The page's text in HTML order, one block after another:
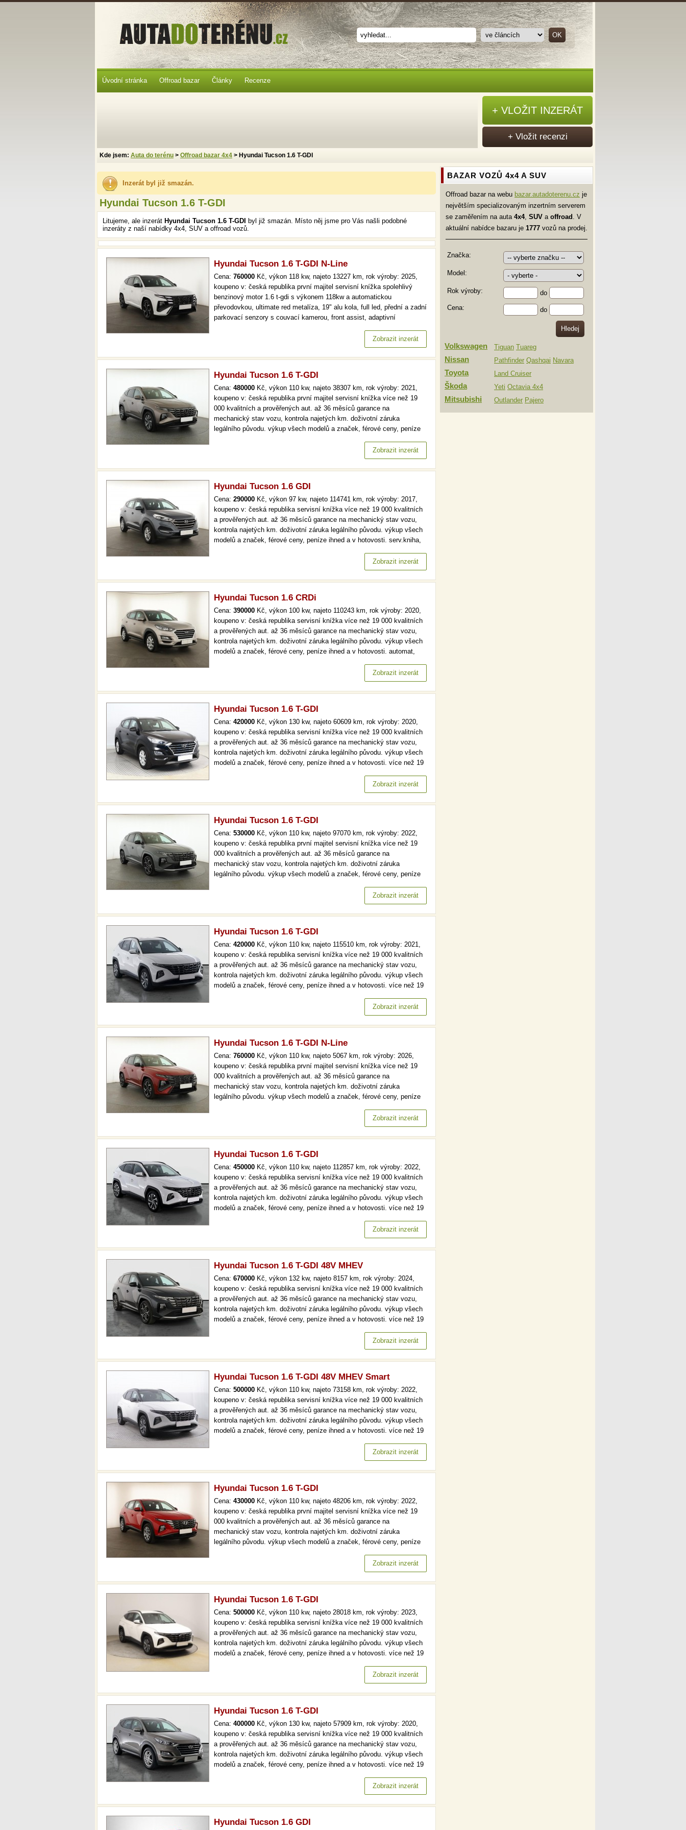
Inzerát byl již smazán.
Hyundai Tucson 1.6 T-GDI
Litujeme, ale inzerát Hyundai Tucson 1.6 T-GDI
byl již smazán. Místo něj jsme pro Vás našli podobné
inzeráty z naší nabídky 4x4, SUV a offroad vozů.
Hyundai Tucson 1.6 T-GDI N-Line
Cena: 760000 Kč, výkon 118 kw, najeto 13227 km, rok výroby: 2025,
koupeno v: česká republika první majitel servisní knížka spolehlivý
benzinový motor 1.6 t-gdi s výkonem 118kw a automatickou
převodovkou, ultimate red metalíza, 19" alu kola, full led, přední a zadní
parkovací senzory s couvací kamerou, front assist, adaptivní
udržení jízdy v jízdním pruhu, asistent mrtvého úhlu, vyhřívané…
Zobrazit inzerát
Hyundai Tucson 1.6 T-GDI
Cena: 480000 Kč, výkon 110 kw, najeto 38307 km, rok výroby: 2021,
koupeno v: česká republika první majitel servisní knížka více než 19
000 kvalitních a prověřených aut. až 36 měsíců garance na
mechanický stav vozu, kontrola najetých km. doživotní záruka
legálního původu. výkup všech modelů a značek, férové ceny, peníze
36 měsíců garance na mechanický stav vozu, kontrola najetých km.…
Zobrazit inzerát
Hyundai Tucson 1.6 GDI
Cena: 290000 Kč, výkon 97 kw, najeto 114741 km, rok výroby: 2017,
koupeno v: česká republika servisní knížka více než 19 000 kvalitních
a prověřených aut. až 36 měsíců garance na mechanický stav vozu,
kontrola najetých km. doživotní záruka legálního původu. výkup všech
modelů a značek, férové ceny, peníze ihned a v hotovosti. serv.kniha,
měsíců garance na mechanický stav vozu, kontrola najetých…
Zobrazit inzerát
Hyundai Tucson 1.6 CRDi
Cena: 390000 Kč, výkon 100 kw, najeto 110243 km, rok výroby: 2020,
koupeno v: česká republika servisní knížka více než 19 000 kvalitních
a prověřených aut. až 36 měsíců garance na mechanický stav vozu,
kontrola najetých km. doživotní záruka legálního původu. výkup všech
modelů a značek, férové ceny, peníze ihned a v hotovosti. automat,
36 měsíců garance na mechanický stav vozu, kontrola…Zobrazit inzerát
Hyundai Tucson 1.6 T-GDI
Cena: 420000 Kč, výkon 130 kw, najeto 60609 km, rok výroby: 2020,
koupeno v: česká republika servisní knížka více než 19 000 kvalitních
a prověřených aut. až 36 měsíců garance na mechanický stav vozu,
kontrola najetých km. doživotní záruka legálního původu. výkup všech
modelů a značek, férové ceny, peníze ihned a v hotovosti. více než 19
mechanický stav vozu, kontrola najetých km. doživotní záruka…
Zobrazit inzerát
Hyundai Tucson 1.6 T-GDI
Cena: 530000 Kč, výkon 110 kw, najeto 97070 km, rok výroby: 2022,
koupeno v: česká republika první majitel servisní knížka více než 19
000 kvalitních a prověřených aut. až 36 měsíců garance na
mechanický stav vozu, kontrola najetých km. doživotní záruka
legálního původu. výkup všech modelů a značek, férové ceny, peníze
36 měsíců garance na mechanický stav vozu, kontrola najetých km.…
Zobrazit inzerát
Hyundai Tucson 1.6 T-GDI
Cena: 420000 Kč, výkon 110 kw, najeto 115510 km, rok výroby: 2021,
koupeno v: česká republika servisní knížka více než 19 000 kvalitních
a prověřených aut. až 36 měsíců garance na mechanický stav vozu,
kontrola najetých km. doživotní záruka legálního původu. výkup všech
modelů a značek, férové ceny, peníze ihned a v hotovosti. více než 19
mechanický stav vozu, kontrola najetých km. doživotní záruka…
Zobrazit inzerát
Hyundai Tucson 1.6 T-GDI N-Line
Cena: 760000 Kč, výkon 110 kw, najeto 5067 km, rok výroby: 2026,
koupeno v: česká republika první majitel servisní knížka více než 19
000 kvalitních a prověřených aut. až 36 měsíců garance na
mechanický stav vozu, kontrola najetých km. doživotní záruka
legálního původu. výkup všech modelů a značek, férové ceny, peníze
prověřených aut. až 36 měsíců garance na mechanický stav vozu,
Zobrazit inzerát
Hyundai Tucson 1.6 T-GDI
Cena: 450000 Kč, výkon 110 kw, najeto 112857 km, rok výroby: 2022,
koupeno v: česká republika servisní knížka více než 19 000 kvalitních
a prověřených aut. až 36 měsíců garance na mechanický stav vozu,
kontrola najetých km. doživotní záruka legálního původu. výkup všech
modelů a značek, férové ceny, peníze ihned a v hotovosti. více než 19
mechanický stav vozu, kontrola najetých km. doživotní záruka…
Zobrazit inzerát
Hyundai Tucson 1.6 T-GDI 48V MHEV
Cena: 670000 Kč, výkon 132 kw, najeto 8157 km, rok výroby: 2024,
koupeno v: česká republika servisní knížka více než 19 000 kvalitních
a prověřených aut. až 36 měsíců garance na mechanický stav vozu,
kontrola najetých km. doživotní záruka legálního původu. výkup všech
modelů a značek, férové ceny, peníze ihned a v hotovosti. více než 19
mechanický stav vozu, kontrola najetých km. doživotní záruka…
Zobrazit inzerát
Hyundai Tucson 1.6 T-GDI 48V MHEV Smart
Cena: 500000 Kč, výkon 110 kw, najeto 73158 km, rok výroby: 2022,
koupeno v: česká republika servisní knížka více než 19 000 kvalitních
a prověřených aut. až 36 měsíců garance na mechanický stav vozu,
kontrola najetých km. doživotní záruka legálního původu. výkup všech
modelů a značek, férové ceny, peníze ihned a v hotovosti. více než 19
mechanický stav vozu, kontrola najetých km. doživotní záruka…
Zobrazit inzerát
Hyundai Tucson 1.6 T-GDI
Cena: 430000 Kč, výkon 110 kw, najeto 48206 km, rok výroby: 2022,
koupeno v: česká republika první majitel servisní knížka více než 19
000 kvalitních a prověřených aut. až 36 měsíců garance na
mechanický stav vozu, kontrola najetých km. doživotní záruka
legálního původu. výkup všech modelů a značek, férové ceny, peníze
36 měsíců garance na mechanický stav vozu, kontrola najetých km.…
Zobrazit inzerát
Hyundai Tucson 1.6 T-GDI
Cena: 500000 Kč, výkon 110 kw, najeto 28018 km, rok výroby: 2023,
koupeno v: česká republika servisní knížka více než 19 000 kvalitních
a prověřených aut. až 36 měsíců garance na mechanický stav vozu,
kontrola najetých km. doživotní záruka legálního původu. výkup všech
modelů a značek, férové ceny, peníze ihned a v hotovosti. více než 19
mechanický stav vozu, kontrola najetých km. doživotní záruka…
Zobrazit inzerát
Hyundai Tucson 1.6 T-GDI
Cena: 400000 Kč, výkon 130 kw, najeto 57909 km, rok výroby: 2020,
koupeno v: česká republika servisní knížka více než 19 000 kvalitních
a prověřených aut. až 36 měsíců garance na mechanický stav vozu,
kontrola najetých km. doživotní záruka legálního původu. výkup všech
modelů a značek, férové ceny, peníze ihned a v hotovosti. více než 19
mechanický stav vozu, kontrola najetých km. doživotní záruka…
Zobrazit inzerát
Hyundai Tucson 1.6 GDI
BAZAR VOZŮ 4x4 A SUV
Offroad bazar na webu bazar.autadoterenu.cz je
největším specializovaným inzertním serverem
se zaměřením na auta 4x4, SUV a offroad . V
aktuální nabídce bazaru je 1777 vozů na prodej.
Značka:
Model:
Rok výroby:
do
Cena:
do
Volkswagen Tiguan Tuareg
Nissan Pathfinder Qashqai Navara
Toyota Land Cruiser
Škoda Yeti Octavia 4x4
Mitsubishi Outlander Pajero
Úvodní stránka Offroad bazar Články Recenze
Kde jsem: Auta do terénu > Offroad bazar 4x4 > Hyundai Tucson 1.6 T-GDI
+ VLOŽIT INZERÁT
+ Vložit recenzi